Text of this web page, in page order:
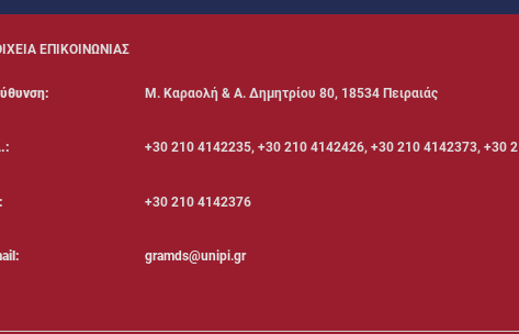
ΕΠΙΚΟΙΝΩΝΙΑΣ
Μ. Καραολή & Α. Δημητρίου 80, 18534 Πειραιάς
+30 210 4142235, +30 210 4142426, +30 210 4142373, +30
+30 210 4142376
gramds@unipi.gr